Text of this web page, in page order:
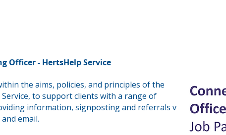
Officer - HertsHelp Service
the aims, policies, and principles of the
to support clients with a range of
information, signposting and referrals via
email.